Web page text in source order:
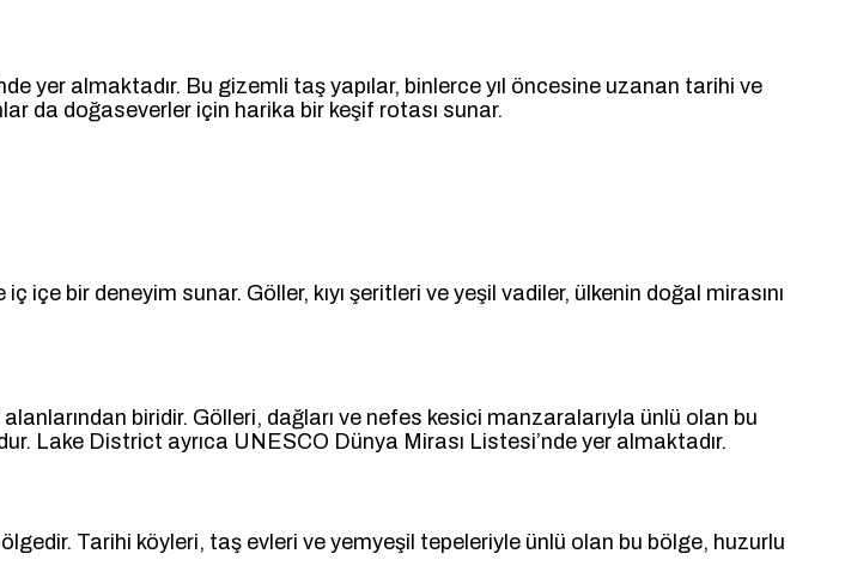
yer almaktadır. Bu gizemli taş yapılar, binlerce yıl öncesine uzanan tarihi ve
da doğaseverler için harika bir keşif rotası sunar.
bir deneyim sunar. Göller, kıyı şeritleri ve yeşil vadiler, ülkenin doğal mirasını
biridir. Gölleri, dağları ve nefes kesici manzaralarıyla ünlü olan bu
Lake District ayrıca UNESCO Dünya Mirası Listesi’nde yer almaktadır.
Tarihi köyleri, taş evleri ve yemyeşil tepeleriyle ünlü olan bu bölge, huzurlu